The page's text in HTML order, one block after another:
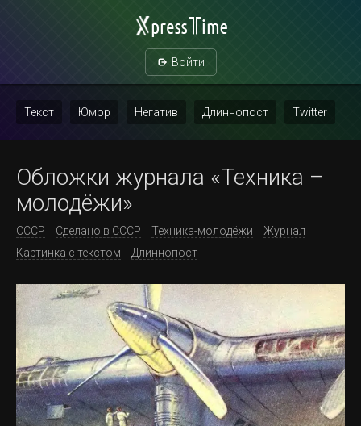
Войти
Текст Юмор Негатив Длиннопост Twitter
Обложки журнала «Техника –
молодёжи»
СССР Сделано в СССР Техника-молодёжи
Журнал
Картинка с текстом
Длиннопост